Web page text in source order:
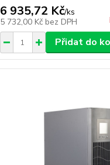
6 935,72 Kč/ks
5 732,00 Kč bez DPH
Přidat do